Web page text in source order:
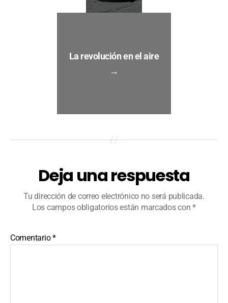
→
La revolución en el aire
Deja una respuesta
Tu dirección de correo electrónico no será publicada.
Los campos obligatorios están marcados con*
Comentario*